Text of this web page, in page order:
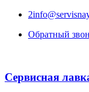
Обратный
Сервисная